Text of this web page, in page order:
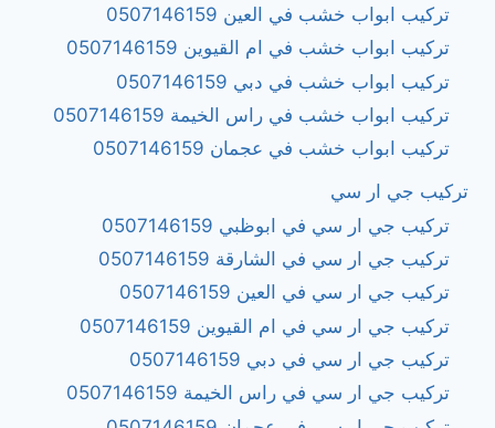
تركيب ابواب خشب في العين 0507146159
تركيب ابواب خشب في ام القيوين 0507146159
تركيب ابواب خشب في دبي 0507146159
تركيب ابواب خشب في راس الخيمة 0507146159
تركيب ابواب خشب في عجمان 0507146159
تركيب جي ار سي
تركيب جي ار سي في ابوظبي 0507146159
تركيب جي ار سي في الشارقة 0507146159
تركيب جي ار سي في العين 0507146159
تركيب جي ار سي في ام القيوين 0507146159
تركيب جي ار سي في دبي 0507146159
تركيب جي ار سي في راس الخيمة 0507146159